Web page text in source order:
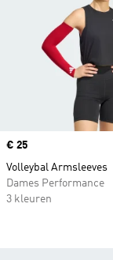
Price
€ 25
Volleybal Armsleeves
Dames Performance
3 kleuren